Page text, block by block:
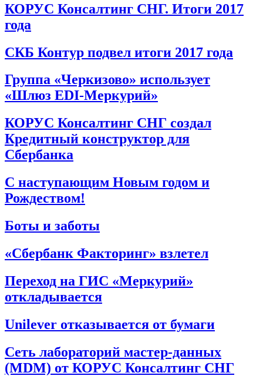
КОРУС Консалтинг СНГ. Итоги 2017
года
СКБ Контур подвел итоги 2017 года
Группа «Черкизово» использует
«Шлюз EDI-Меркурий»
КОРУС Консалтинг СНГ создал
Кредитный конструктор для
Сбербанка
С наступающим Новым годом и
Рождеством!
Боты и заботы
«Сбербанк Факторинг» взлетел
Переход на ГИС «Меркурий»
откладывается
Unilever отказывается от бумаги
Сеть лабораторий мастер-данных
(MDM) от КОРУС Консалтинг СНГ